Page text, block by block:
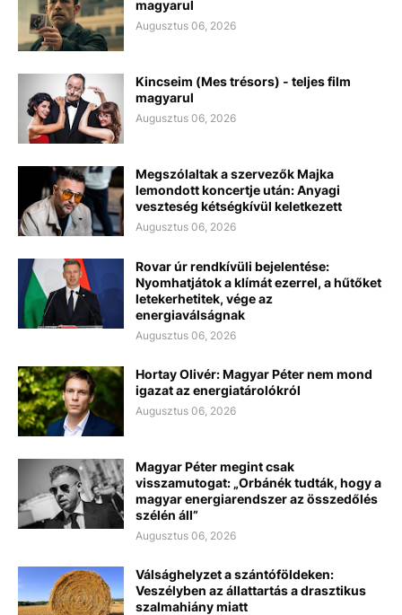
magyarul
Augusztus 06, 2026
Kincseim (Mes trésors) - teljes film
magyarul
Augusztus 06, 2026
Megszólaltak a szervezők Majka
lemondott koncertje után: Anyagi
veszteség kétségkívül keletkezett
Augusztus 06, 2026
Rovar úr rendkívüli bejelentése:
Nyomhatjátok a klímát ezerrel, a hűtőket
letekerhetitek, vége az
energiaválságnak
Augusztus 06, 2026
Hortay Olivér: Magyar Péter nem mond
igazat az energiatárolókról
Augusztus 06, 2026
Magyar Péter megint csak
visszamutogat: „Orbánék tudták, hogy a
magyar energiarendszer az összedőlés
szélén áll”
Augusztus 06, 2026
Válsághelyzet a szántóföldeken:
Veszélyben az állattartás a drasztikus
szalmahiány miatt